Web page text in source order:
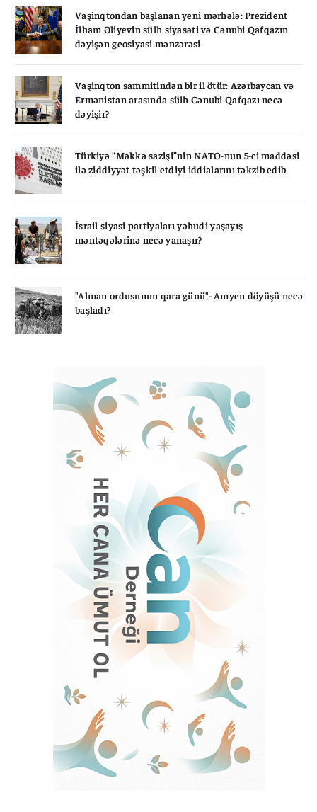
Vaşinqtondan başlanan yeni mərhələ: Prezident
İlham Əliyevin sülh siyasəti və Cənubi Qafqazın
dəyişən geosiyasi mənzərəsi
Vaşinqton sammitindən bir il ötür: Azərbaycan və
Ermənistan arasında sülh Cənubi Qafqazı necə
dəyişir?
Türkiyə “Məkkə sazişi”nin NATO-nun 5-ci maddəsi
ilə ziddiyyət təşkil etdiyi iddialarını təkzib edib
İsrail siyasi partiyaları yəhudi yaşayış
məntəqələrinə necə yanaşır?
"Alman ordusunun qara günü"- Amyen döyüşü necə
başladı?